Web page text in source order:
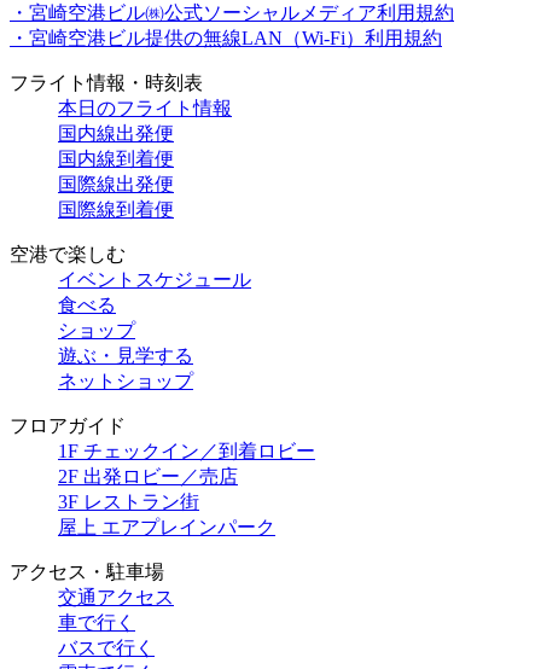
・宮崎空港ビル㈱公式ソーシャルメディア利用規約
・宮崎空港ビル提供の無線LAN（Wi-Fi）利用規約
フライト情報・時刻表
本日のフライト情報
国内線出発便
国内線到着便
国際線出発便
国際線到着便
空港で楽しむ
イベントスケジュール
食べる
ショップ
遊ぶ・見学する
ネットショップ
フロアガイド
1F チェックイン／到着ロビー
2F 出発ロビー／売店
3F レストラン街
屋上 エアプレインパーク
アクセス・駐車場
交通アクセス
車で行く
バスで行く